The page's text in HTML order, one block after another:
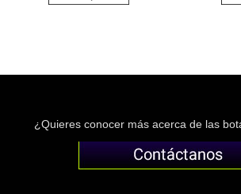
¿Quieres conocer más acerca de las